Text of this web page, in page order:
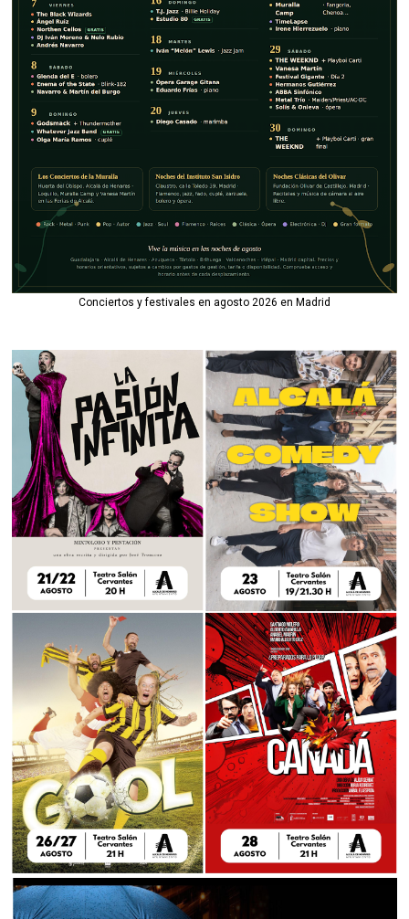
Conciertos y festivales en agosto 2026 en Madrid